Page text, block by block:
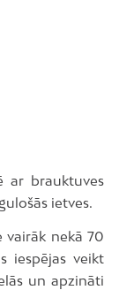
ar brauktuves
ietves.
vairāk nekā 70
iespējas veikt
un apzināti